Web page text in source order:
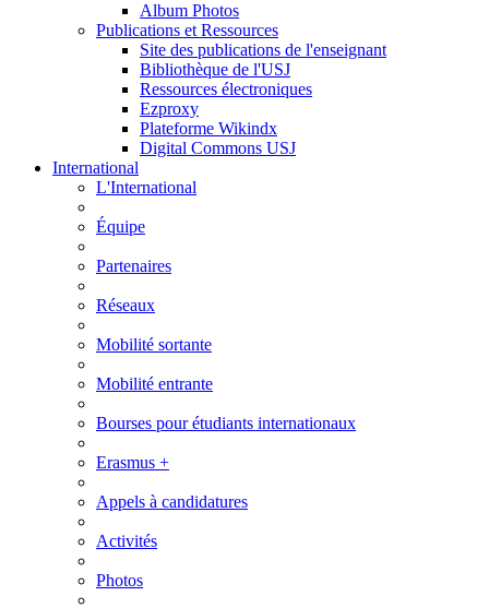
Album Photos
Publications et Ressources
Site des publications de l'enseignant
Bibliothèque de l'USJ
Ressources électroniques
Ezproxy
Plateforme Wikindx
Digital Commons USJ
International
L'International
Équipe
Partenaires
Réseaux
Mobilité sortante
Mobilité entrante
Bourses pour étudiants internationaux
Erasmus +
Appels à candidatures
Activités
Photos